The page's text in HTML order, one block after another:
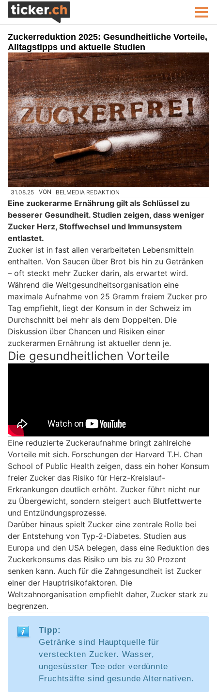
Zuckerreduktion 2025: Gesundheitliche Vorteile,
Alltagstipps und aktuelle Studien
31.08.25 VON BELMEDIA REDAKTION
Eine zuckerarme Ernährung gilt als Schlüssel zu
besserer Gesundheit. Studien zeigen, dass weniger
Zucker Herz, Stoffwechsel und Immunsystem
entlastet.
Zucker ist in fast allen verarbeiteten Lebensmitteln
enthalten. Von Saucen über Brot bis hin zu Getränken
– oft steckt mehr Zucker darin, als erwartet wird.
Während die Weltgesundheitsorganisation eine
maximale Aufnahme von 25 Gramm freiem Zucker pro
Tag empfiehlt, liegt der Konsum in der Schweiz im
Durchschnitt bei mehr als dem Doppelten. Die
Diskussion über Chancen und Risiken einer
zuckerarmen Ernährung ist aktueller denn je.
Die gesundheitlichen Vorteile
Eine reduzierte Zuckeraufnahme bringt zahlreiche
Vorteile mit sich. Forschungen der Harvard T.H. Chan
School of Public Health zeigen, dass ein hoher Konsum
freier Zucker das Risiko für Herz-Kreislauf-
Erkrankungen deutlich erhöht. Zucker führt nicht nur
zu Übergewicht, sondern steigert auch Blutfettwerte
und Entzündungsprozesse.
Darüber hinaus spielt Zucker eine zentrale Rolle bei
der Entstehung von Typ-2-Diabetes. Studien aus
Europa und den USA belegen, dass eine Reduktion des
Zuckerkonsums das Risiko um bis zu 30 Prozent
senken kann. Auch für die Zahngesundheit ist Zucker
einer der Hauptrisikofaktoren. Die
Weltzahnorganisation empfiehlt daher, Zucker stark zu
begrenzen.
Tipp:
Getränke sind Hauptquelle für
versteckten Zucker. Wasser,
ungesüsster Tee oder verdünnte
Fruchtsäfte sind gesunde Alternativen.